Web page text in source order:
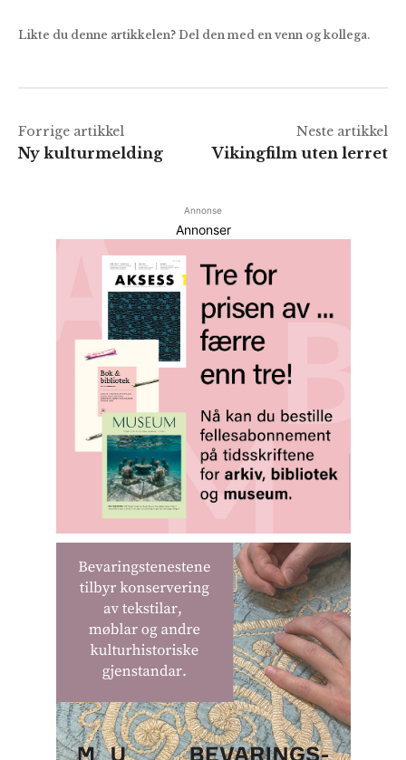
Likte du denne artikkelen? Del den med en venn og kollega.
Forrige artikkel
Ny kulturmelding
Neste artikkel
Vikingfilm uten lerret
Annonse
Annonser